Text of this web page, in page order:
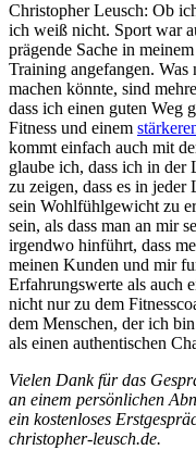
Christopher Leusch: Ob
ich weiß nicht. Sport war
prägende Sache in
Training angefangen.
machen könnte, sind
dass ich einen guten Weg
Fitness und einem
kommt einfach auch mit
glaube ich, dass ich in der
zu zeigen, dass es in
sein Wohlfühlgewicht zu
sein, als dass man an mir
irgendwo hinführt, dass
meinen Kunden und mir
Erfahrungswerte als auch
nicht nur zu dem
dem Menschen, der ich
als einen authentischen
Vielen Dank für das
an einem persönlichen
ein kostenloses
christopher-leusch.de.